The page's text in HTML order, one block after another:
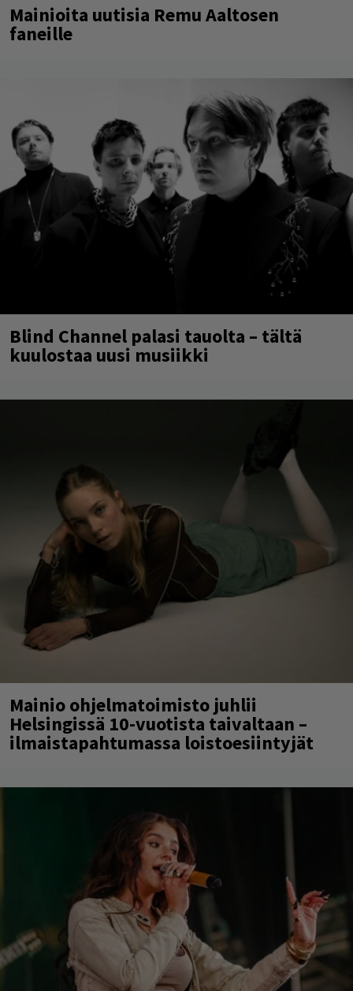
Mainioita uutisia Remu Aaltosen
faneille
Blind Channel palasi tauolta – tältä
kuulostaa uusi musiikki
Mainio ohjelmatoimisto juhlii
Helsingissä 10-vuotista taivaltaan –
ilmaistapahtumassa loistoesiintyjät